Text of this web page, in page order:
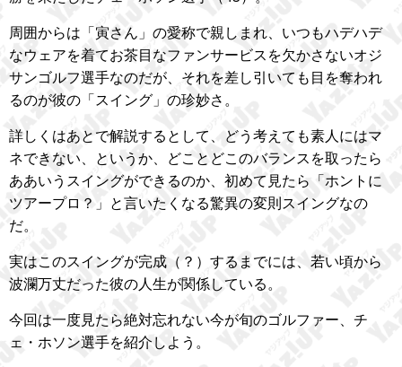
周囲からは「寅さん」の愛称で親しまれ、いつもハデハデ
なウェアを着てお茶目なファンサービスを欠かさないオジ
サンゴルフ選手なのだが、それを差し引いても目を奪われ
るのが彼の「スイング」の珍妙さ。
詳しくはあとで解説するとして、どう考えても素人にはマ
ネできない、というか、どことどこのバランスを取ったら
ああいうスイングができるのか、初めて見たら「ホントに
ツアープロ？」と言いたくなる驚異の変則スイングなの
だ。
実はこのスイングが完成（？）するまでには、若い頃から
波瀾万丈だった彼の人生が関係している。
今回は一度見たら絶対忘れない今が旬のゴルファー、チ
ェ・ホソン選手を紹介しよう。